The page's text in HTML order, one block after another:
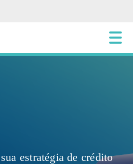
estratégia de crédito